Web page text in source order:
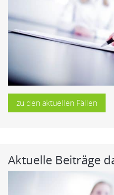
zu den aktuellen Fällen
Aktuelle Beiträge